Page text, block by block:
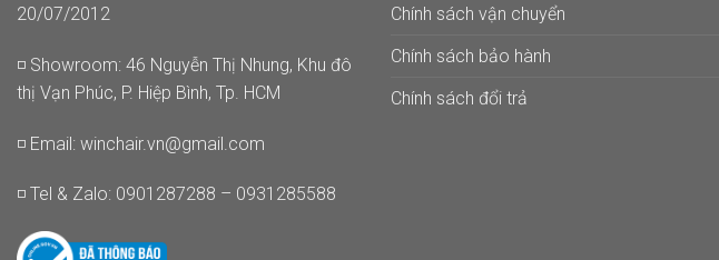
20/07/2012
◽ Showroom: 46 Nguyễn Thị Nhung, Khu đô
thị Vạn Phúc, P. Hiệp Bình, Tp. HCM
◽ Email: winchair.vn@gmail.com
◽ Tel & Zalo: 0901287288 – 0931285588
Chính sách vận chuyển
Chính sách bảo hành
Chính sách đổi trả